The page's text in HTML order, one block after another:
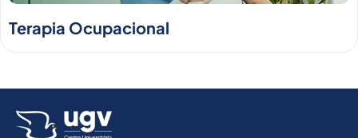
Terapia Ocupacional